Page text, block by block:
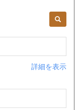
詳細を表示